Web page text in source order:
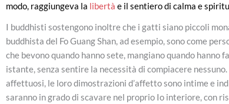
modo, raggiungeva la libertà e il sentiero di calma e
I buddhisti sostengono inoltre che i gatti siano piccoli
buddhista del Fo Guang Shan, ad esempio, sono come
che bevono quando hanno sete, mangiano quando hanno
istante, senza sentire la necessità di compiacere
affettuosi, le loro dimostrazioni d’affetto sono intime e
saranno in grado di scavare nel proprio Io interiore, con